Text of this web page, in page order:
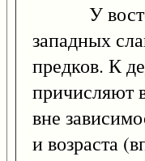
У
западных
предков. К
причисляют
вне
и возраста